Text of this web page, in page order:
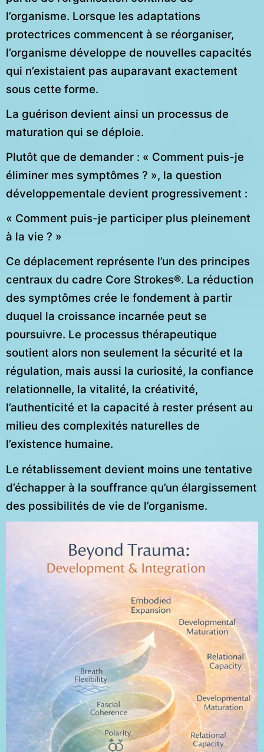
l’organisme. Lorsque les adaptations
protectrices commencent à se réorganiser,
l’organisme développe de nouvelles capacités
qui n’existaient pas auparavant exactement
sous cette forme.
La guérison devient ainsi un processus de
maturation qui se déploie.
Plutôt que de demander : « Comment puis-je
éliminer mes symptômes ? », la question
développementale devient progressivement :
« Comment puis-je participer plus pleinement
à la vie ? »
Ce déplacement représente l’un des principes
centraux du cadre Core Strokes®. La réduction
des symptômes crée le fondement à partir
duquel la croissance incarnée peut se
poursuivre. Le processus thérapeutique
soutient alors non seulement la sécurité et la
régulation, mais aussi la curiosité, la confiance
relationnelle, la vitalité, la créativité,
l’authenticité et la capacité à rester présent au
milieu des complexités naturelles de
l’existence humaine.
Le rétablissement devient moins une tentative
d’échapper à la souffrance qu’un élargissement
des possibilités de vie de l’organisme.